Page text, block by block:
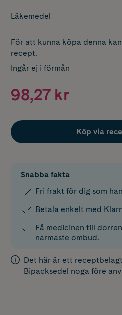
Läkemedel
För att kunna köpa denna
recept.
Ingår ej i förmån
98,27 kr
Köp via
Snabba fakta
Fri frakt för dig som
Betala enkelt med
Få medicinen till
närmaste ombud.
Det här är ett
Bipacksedel noga före